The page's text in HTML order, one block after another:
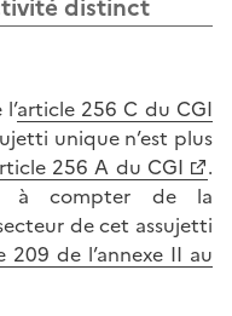
distinct
article 256 C du CGI
unique n’est plus
256 A du CGI
.
à compter de la
de cet assujetti
209 de l’annexe II au